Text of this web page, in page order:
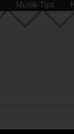
Musik-Tips